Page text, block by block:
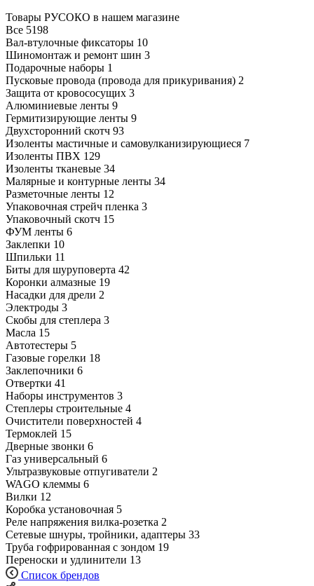
Товары РУСОКО в нашем магазине
Все 5198
Вал-втулочные фиксаторы 10
Шиномонтаж и ремонт шин 3
Подарочные наборы 1
Пусковые провода (провода для прикуривания) 2
Защита от кровососущих 3
Алюминиевые ленты 9
Гермитизирующие ленты 9
Двухсторонний скотч 93
Изоленты мастичные и самовулканизирующиеся 7
Изоленты ПВХ 129
Изоленты тканевые 34
Малярные и контурные ленты 34
Разметочные ленты 12
Упаковочная стрейч пленка 3
Упаковочный скотч 15
ФУМ ленты 6
Заклепки 10
Шпильки 11
Биты для шуруповерта 42
Коронки алмазные 19
Насадки для дрели 2
Электроды 3
Скобы для степлера 3
Масла 15
Автотестеры 5
Газовые горелки 18
Заклепочники 6
Отвертки 41
Наборы инструментов 3
Степлеры строительные 4
Очистители поверхностей 4
Термоклей 15
Дверные звонки 6
Газ универсальный 6
Ультразвуковые отпугиватели 2
WAGO клеммы 6
Вилки 12
Коробка установочная 5
Реле напряжения вилка-розетка 2
Сетевые шнуры, тройники, адаптеры 33
Труба гофрированная с зондом 19
Переноски и удлинители 13
Список брендов